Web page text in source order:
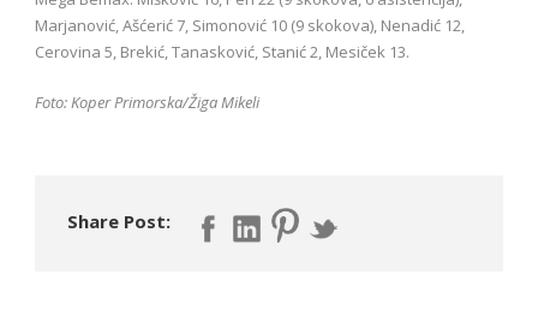
Marjanović, Ašćerić 7, Simonović 10 (9 skokova), Nenadić 12,
Cerovina 5, Brekić, Tanasković, Stanić 2, Mesiček 13.
Foto: Koper Primorska/Žiga Mikeli
Share Post: